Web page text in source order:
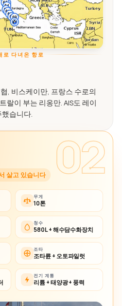
로 다녀온 항로
, 비스케이만, 프랑스 수로의
랄이 부는 리옹만. AIS도 레이
습니다.
02
살고 있습니다
무게
10톤
청수
580L + 해수담수화장치
조타
조타륜 + 오토파일럿
전기 계통
리튬 + 태양광 + 풍력